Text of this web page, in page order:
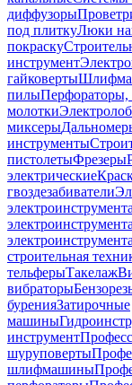
диффузоры
под плиткуЛюки
покраску
инструмент
гайковерты
пилыПерфораторы,
молотки
миксеры
инструменты
пистолетыФрезеры
электрические
гвоздезабиватели
электроинструмента
электроинструмента
электроинструмента
строительная
тельферыТакелаж
вибраторы
буренияЗатирочные
машины
инструмент
шуруповерты
шлифмашины